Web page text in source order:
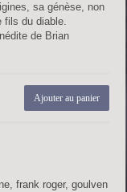
sa génèse, non
fils du diable.
de Brian
Ajouter au panier
,frank roger,goulven